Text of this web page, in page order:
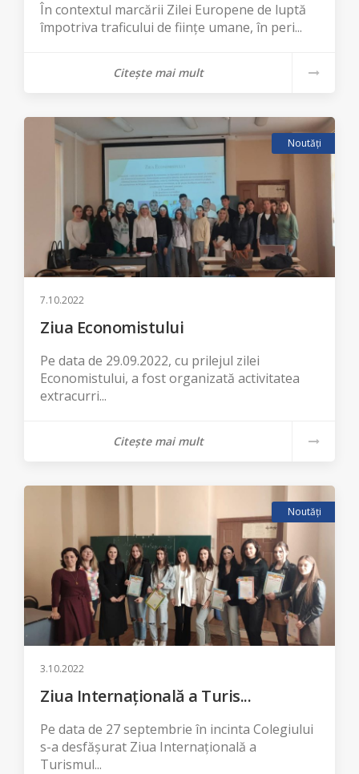
În contextul marcării Zilei Europene de luptă
împotriva traficului de ființe umane, în peri...
Citește mai mult
Noutăți
7.10.2022
Ziua Economistului
Pe data de 29.09.2022, cu prilejul zilei
Economistului, a fost organizată activitatea
extracurri...
Citește mai mult
Noutăți
3.10.2022
Ziua Internațională a Turis...
Pe data de 27 septembrie în incinta Colegiului
s-a desfășurat Ziua Internațională a
Turismul...